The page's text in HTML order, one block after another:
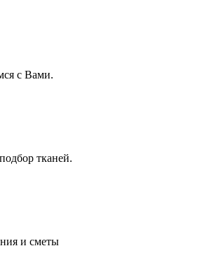
с Вами.
тканей.
и сметы